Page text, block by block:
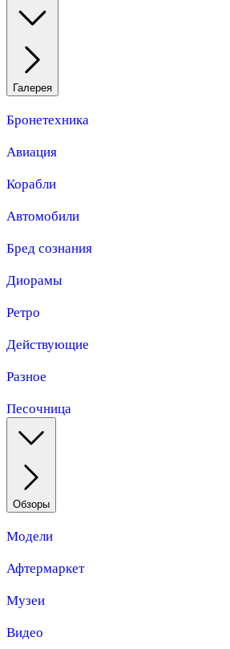
Галерея
Бронетехника
Авиация
Корабли
Автомобили
Бред сознания
Диорамы
Ретро
Действующие
Разное
Песочница
Обзоры
Модели
Афтермаркет
Музеи
Видео